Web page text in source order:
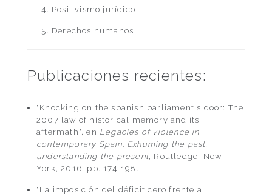
Positivismo jurídico
Derechos humanos
Publicaciones recientes:
"Knocking on the spanish parliament's door: The
2007 law of historical memory and its
aftermath", en Legacies of violence in
contemporary Spain. Exhuming the past,
understanding the present, Routledge, New
York, 2016, pp. 174-198.
"La imposición del déficit cero frente al